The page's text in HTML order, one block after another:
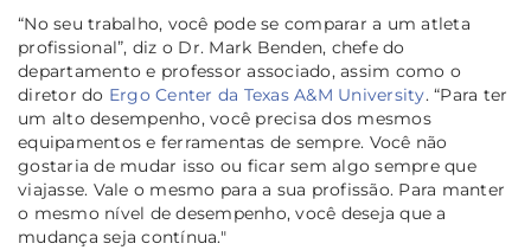
“No seu trabalho, você pode se comparar a um atleta
profissional”, diz o Dr. Mark Benden, chefe do
departamento e professor associado, assim como o
diretor do Ergo Center da Texas A&M University. “Para ter
um alto desempenho, você precisa dos mesmos
equipamentos e ferramentas de sempre. Você não
gostaria de mudar isso ou ficar sem algo sempre que
viajasse. Vale o mesmo para a sua profissão. Para manter
o mesmo nível de desempenho, você deseja que a
mudança seja contínua."